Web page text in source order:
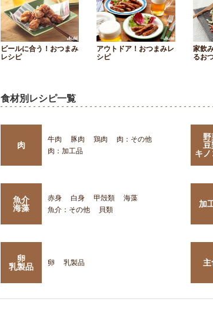
ビールに合う！おつまみ
レシピ
アウトドア！おつまみレ
シピ
家飲
るお
食材別レシピ一覧
肉
牛肉 豚肉 鶏肉
肉：その他
肉：加工品
キ
魚介
海藻
赤身 白身 甲殻類
海藻
魚介：その他
貝類
加
卵
乳製品
卵 乳製品